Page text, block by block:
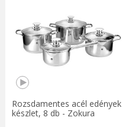
Rozsdamentes acél edények
készlet, 8 db - Zokura